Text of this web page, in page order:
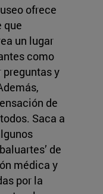
ofrece
que
un lugar
como
preguntas y
de
Saca a
de
médica y
por la